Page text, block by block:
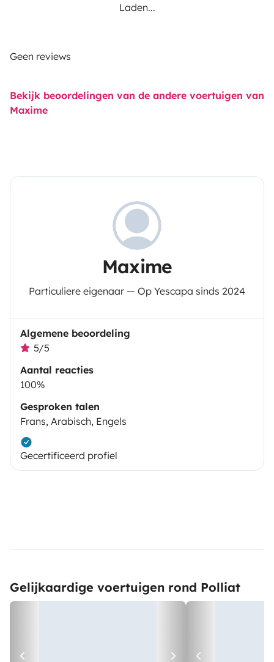
Laden...
Geen reviews
Bekijk beoordelingen van de andere voertuigen van
Maxime
Maxime
Particuliere eigenaar — Op Yescapa sinds 2024
Algemene beoordeling
5/5
Aantal reacties
100%
Gesproken talen
Frans, Arabisch, Engels
Gecertificeerd profiel
Gelijkaardige voertuigen rond Polliat